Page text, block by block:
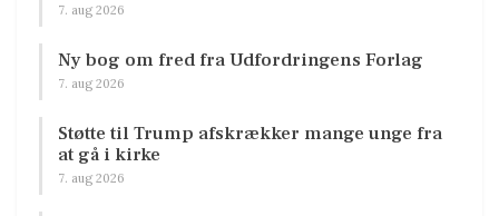
7. aug 2026
Ny bog om fred fra Udfordringens Forlag
7. aug 2026
Støtte til Trump afskrækker mange unge fra
at gå i kirke
7. aug 2026